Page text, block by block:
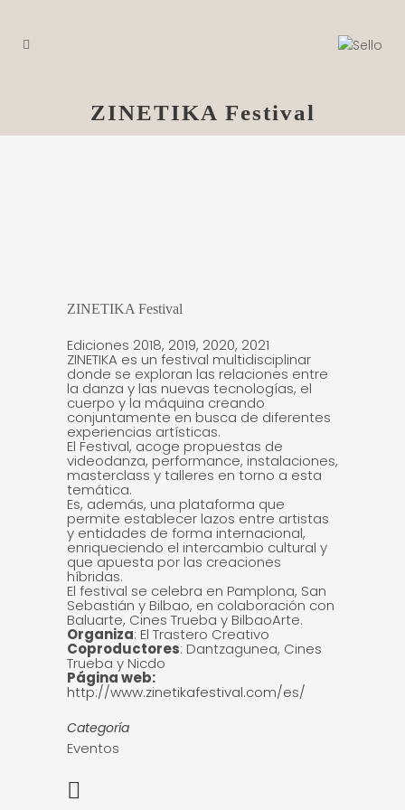
ZINETIKA Festival
ZINETIKA Festival
Ediciones 2018, 2019, 2020, 2021
ZINETIKA es un festival multidisciplinar
donde se exploran las relaciones entre
la danza y las nuevas tecnologías, el
cuerpo y la máquina creando
conjuntamente en busca de diferentes
experiencias artísticas.
El Festival, acoge propuestas de
videodanza, performance, instalaciones,
masterclass y talleres en torno a esta
temática.
Es, además, una plataforma que
permite establecer lazos entre artistas
y entidades de forma internacional,
enriqueciendo el intercambio cultural y
que apuesta por las creaciones
híbridas.
El festival se celebra en Pamplona, San
Sebastián y Bilbao, en colaboración con
Baluarte, Cines Trueba y BilbaoArte.
Organiza: El Trastero Creativo
Coproductores: Dantzagunea, Cines
Trueba y Nicdo
Página web:
http://www.zinetikafestival.com/es/
Categoría
Eventos